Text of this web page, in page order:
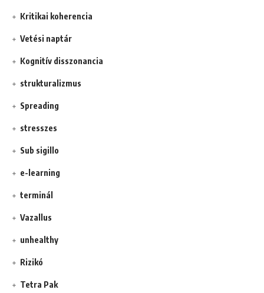
Kritikai koherencia
Vetési naptár
Kognitív disszonancia
strukturalizmus
Spreading
stresszes
Sub sigillo
e-learning
terminál
Vazallus
unhealthy
Rizikó
Tetra Pak